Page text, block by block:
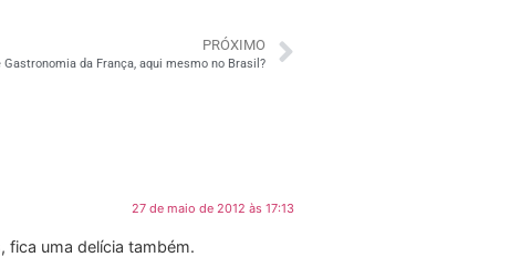
PRÓXIMO
da França, aqui mesmo no Brasil?
27 de maio de 2012 às 17:13
fica uma delícia também.